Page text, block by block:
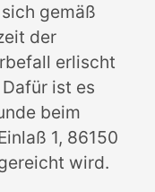
gemäß
der
erlischt
ist es
beim
1, 86150
wird.